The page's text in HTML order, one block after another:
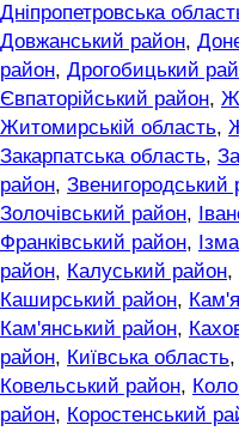
Дніпропетровська
Довжанський район,
район, Дрогобицький
Євпаторійський район,
Житомирській область,
Закарпатська область,
район, Звенигородський
Золочівський район,
Франківський район,
район, Калуський район,
Каширський район,
Кам'янський район,
район, Київська область,
Ковельський район,
район, Коростенський